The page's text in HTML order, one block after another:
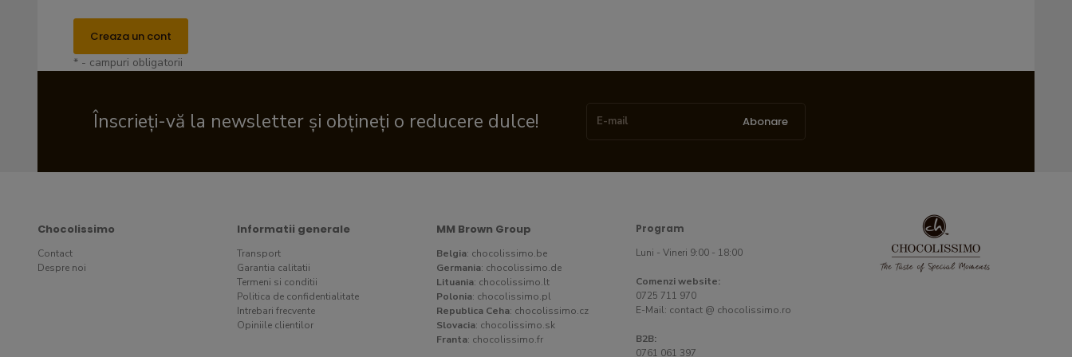
Creaza un cont
* - campuri obligatorii
Înscrieți-vă la newsletter și obțineți o reducere dulce! Abonare
Chocolissimo
Contact
Despre noi
Informatii generale
Transport
Garantia calitatii
Termeni si conditii
Politica de confidentialitate
Intrebari frecvente
Opiniile clientilor
MM Brown Group
Belgia: chocolissimo.be
Germania: chocolissimo.de
Lituania: chocolissimo.lt
Polonia: chocolissimo.pl
Republica Ceha: chocolissimo.cz
Slovacia: chocolissimo.sk
Franta: chocolissimo.fr
Program
Luni - Vineri 9:00 - 18:00
Comenzi website:
0725 711 970
E-Mail: contact @ chocolissimo.ro
B2B:
0761 061 397